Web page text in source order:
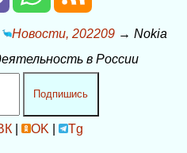
Новости, 202209→ Nokia
в России
Подпишись
| OK Tg